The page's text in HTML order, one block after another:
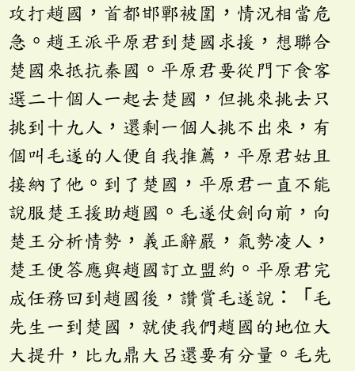
攻打趙國，首都邯鄲被圍，情況相當危
急。趙王派平原君到楚國求援，想聯合
楚國來抵抗秦國。平原君要從門下食客
選二十個人一起去楚國，但挑來挑去只
挑到十九人，還剩一個人挑不出來，有
個叫毛遂的人便自我推薦，平原君姑且
接納了他。到了楚國，平原君一直不能
說服楚王援助趙國。毛遂仗劍向前，向
楚王分析情勢，義正辭嚴，氣勢凌人，
楚王便答應與趙國訂立盟約。平原君完
成任務回到趙國後，讚賞毛遂說：「毛
先生一到楚國，就使我們趙國的地位大
大提升，比九鼎大呂還要有分量。毛先